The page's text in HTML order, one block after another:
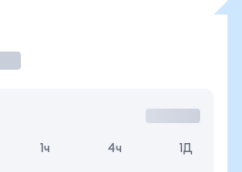
1ч 4ч 1Д